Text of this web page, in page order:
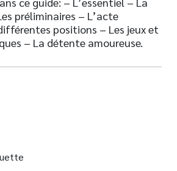
préliminaires – L’acte
positions – Les jeux et
– La détente amoureuse.